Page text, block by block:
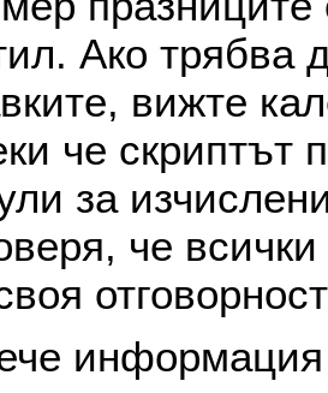
Ако трябва
вижте
че скриптът
за
че
информация